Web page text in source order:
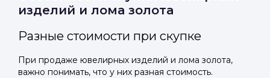
изделий и лома золота
Разные стоимости при скупке
При продаже ювелирных изделий и лома золота,
важно понимать, что у них разная стоимость.